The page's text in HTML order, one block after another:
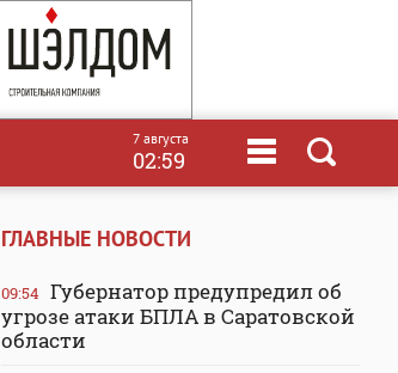
7 августа
02:59
ГЛАВНЫЕ НОВОСТИ
09:54 Губернатор предупредил об
угрозе атаки БПЛА в Саратовской
области